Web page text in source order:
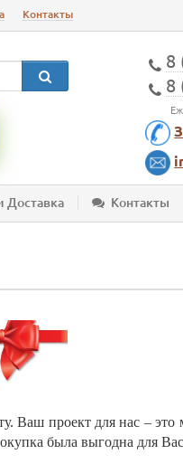
Контакты
8
8
Доставка Контакты
проект для нас – это
была выгодна для